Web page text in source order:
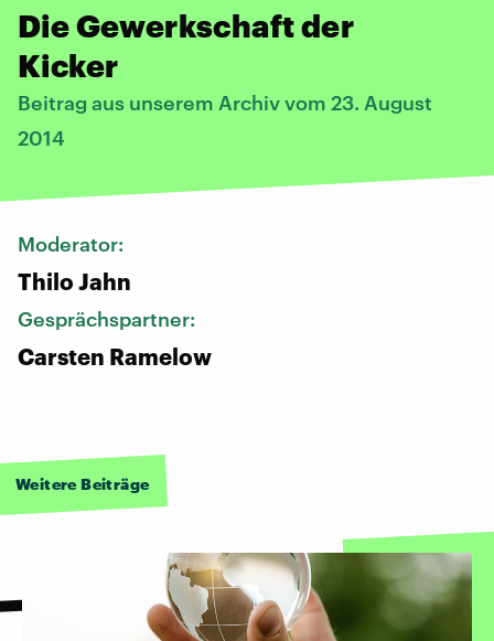
Die Gewerkschaft der
Kicker
Beitrag aus unserem Archiv vom 23. August
2014
Moderator:
Thilo Jahn
Gesprächspartner:
Carsten Ramelow
Weitere Beiträge